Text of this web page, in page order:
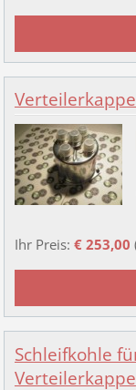
Ihr Preis: € 253,00
Schleifkohle
Verteilerkappe